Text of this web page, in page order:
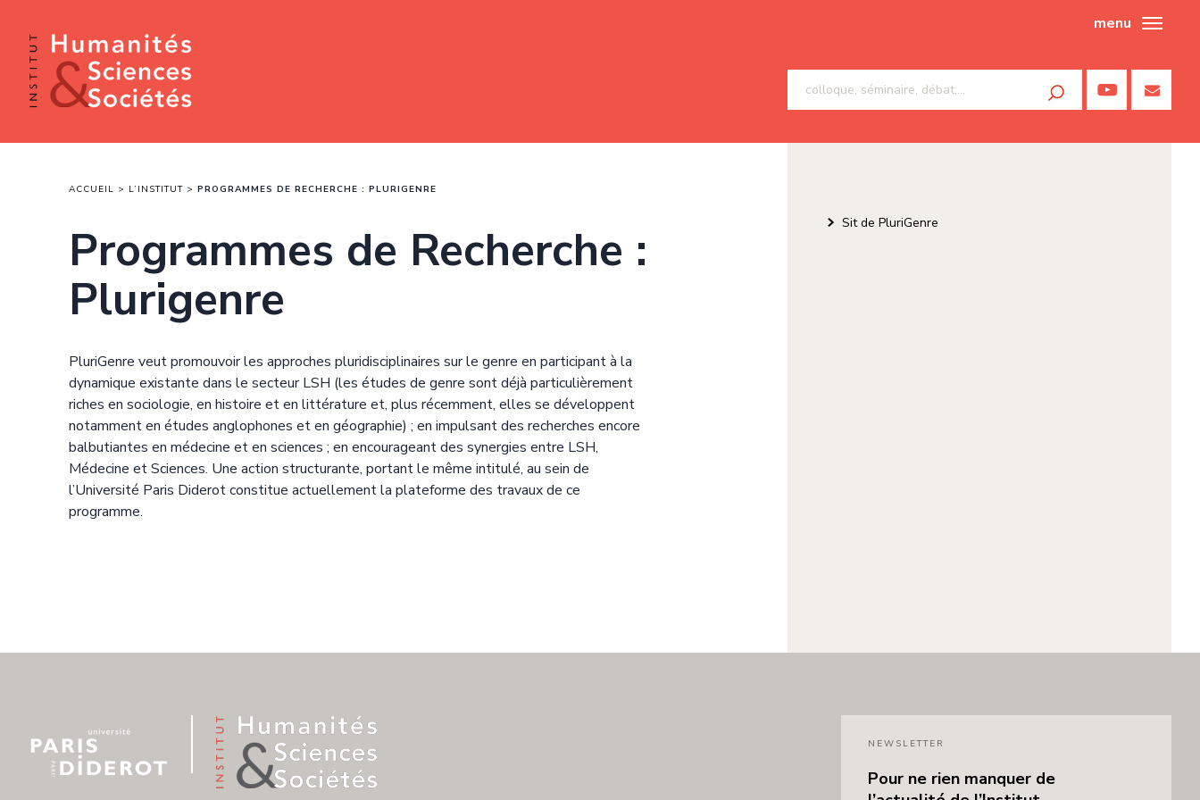
menu
ACCUEIL L’INSTITUT PROGRAMMES DE RECHERCHE : PLURIGENRE
Programmes de Recherche :
Plurigenre
PluriGenre veut promouvoir les approches pluridisciplinaires sur le genre en participant à la
dynamique existante dans le secteur LSH (les études de genre sont déjà particulièrement
riches en sociologie, en histoire et en littérature et, plus récemment, elles se développent
notamment en études anglophones et en géographie) ; en impulsant des recherches encore
balbutiantes en médecine et en sciences ; en encourageant des synergies entre LSH,
Médecine et Sciences. Une action structurante, portant le même intitulé, au sein de
l’Université Paris Diderot constitue actuellement la plateforme des travaux de ce
programme.
Sit de PluriGenre
NEWSLETTER
Pour ne rien manquer de